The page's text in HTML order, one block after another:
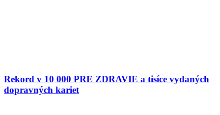
Rekord v 10 000 PRE ZDRAVIE a tisíce vydaných
dopravných kariet